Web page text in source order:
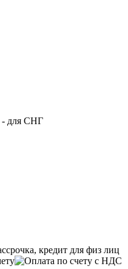
- для СНГ